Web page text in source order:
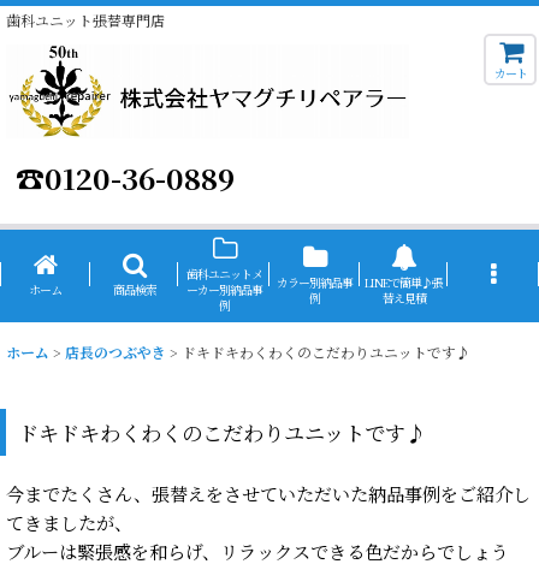
歯科ユニット張替専門店
☎0120-36-0889
カート
ホーム 商品検索
歯科ユニットメ
ーカー別納品事
例
カラー別納品事
例
LINEで簡単♪張
替え見積
ホーム > 店長のつぶやき > ドキドキわくわくのこだわりユニットです♪
ドキドキわくわくのこだわりユニットです♪
今までたくさん、張替えをさせていただいた納品事例をご紹介し
てきましたが、
ブルーは緊張感を和らげ、リラックスできる色だからでしょう